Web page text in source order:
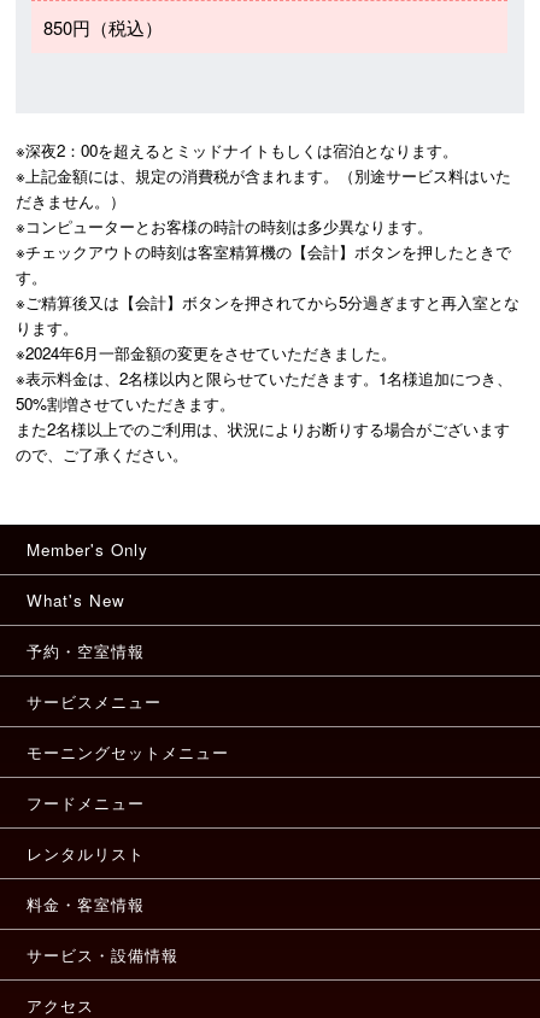
850円（税込）
※深夜2：00を超えるとミッドナイトもしくは宿泊となります。
※上記金額には、規定の消費税が含まれます。（別途サービス料はいた
だきません。）
※コンピューターとお客様の時計の時刻は多少異なります。
※チェックアウトの時刻は客室精算機の【会計】ボタンを押したときで
す。
※ご精算後又は【会計】ボタンを押されてから5分過ぎますと再入室とな
ります。
※2024年6月一部金額の変更をさせていただきました。
※表示料金は、2名様以内と限らせていただきます。1名様追加につき、
50%割増させていただきます。
また2名様以上でのご利用は、状況によりお断りする場合がございます
ので、ご了承ください。
Member's Only
What's New
予約・空室情報
サービスメニュー
モーニングセットメニュー
フードメニュー
レンタルリスト
料金・客室情報
サービス・設備情報
アクセス